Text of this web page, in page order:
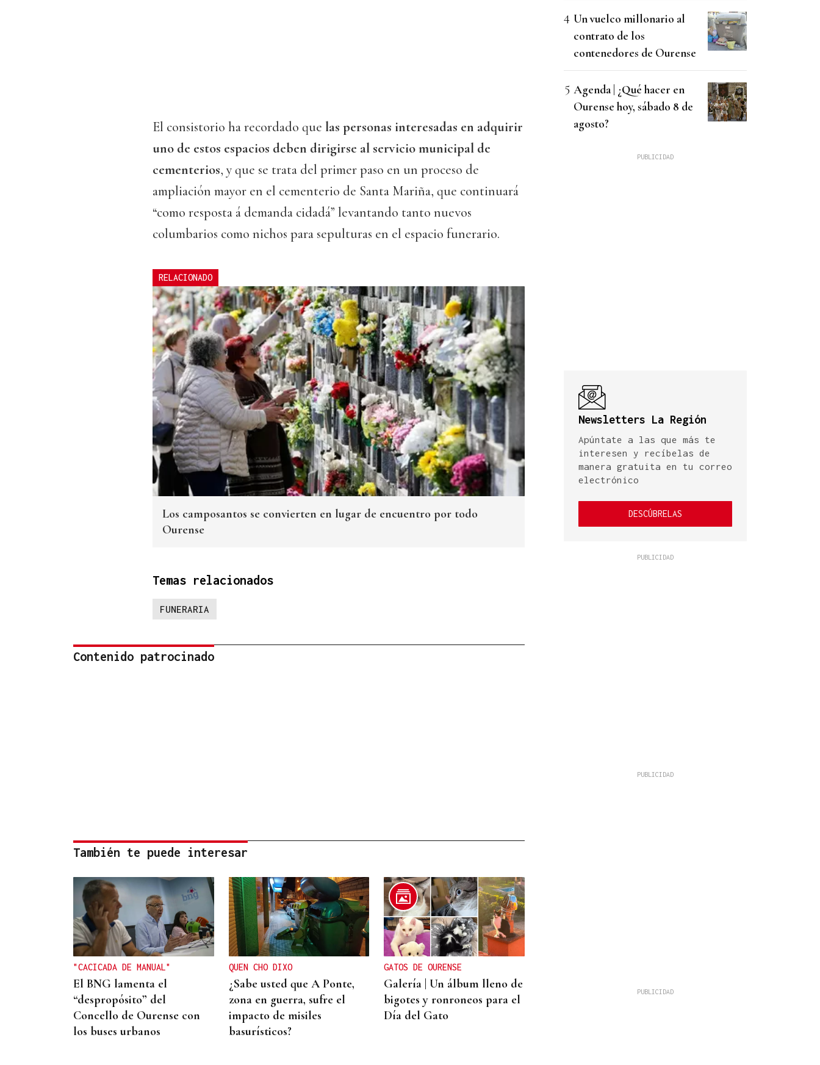
El consistorio ha recordado que las personas interesadas en adquirir
uno de estos espacios deben dirigirse al servicio municipal de
cementerios, y que se trata del primer paso en un proceso de
ampliación mayor en el cementerio de Santa Mariña, que continuará
“como resposta á demanda cidadá” levantando tanto nuevos
columbarios como nichos para sepulturas en el espacio funerario.
RELACIONADO
Los camposantos se convierten en lugar de encuentro por todo
Ourense
Temas relacionados
FUNERARIA
Contenido patrocinado
También te puede interesar
"CACICADA DE MANUAL"
El BNG lamenta el
“despropósito” del
Concello de Ourense con
los buses urbanos
QUEN CHO DIXO
¿Sabe usted que A Ponte,
zona en guerra, sufre el
impacto de misiles
basurísticos?
GATOS DE OURENSE
Galería | Un álbum lleno de
bigotes y ronroneos para el
Día del Gato
Un vuelco millonario al
contrato de los
contenedores de Ourense
Agenda | ¿Qué hacer en
Ourense hoy, sábado 8 de
agosto?
Newsletters La Región
Apúntate a las que más te
interesen y recíbelas de
manera gratuita en tu correo
electrónico
DESCÚBRELAS